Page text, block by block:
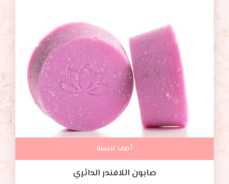
أضف للسلة
صابون اللافندر الدائري